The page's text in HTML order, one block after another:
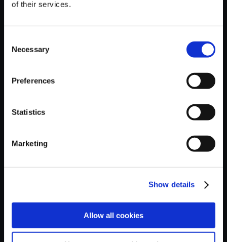
of their services.
Selection
Necessary
Preferences
Statistics
Marketing
Show details
Allow all cookies
おすすめ商品
ン11 運命の....